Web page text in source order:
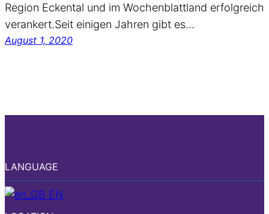
Region Eckental und im Wochenblattland erfolgreich
verankert.Seit einigen Jahren gibt es…
August 1, 2020
LANGUAGE
EN